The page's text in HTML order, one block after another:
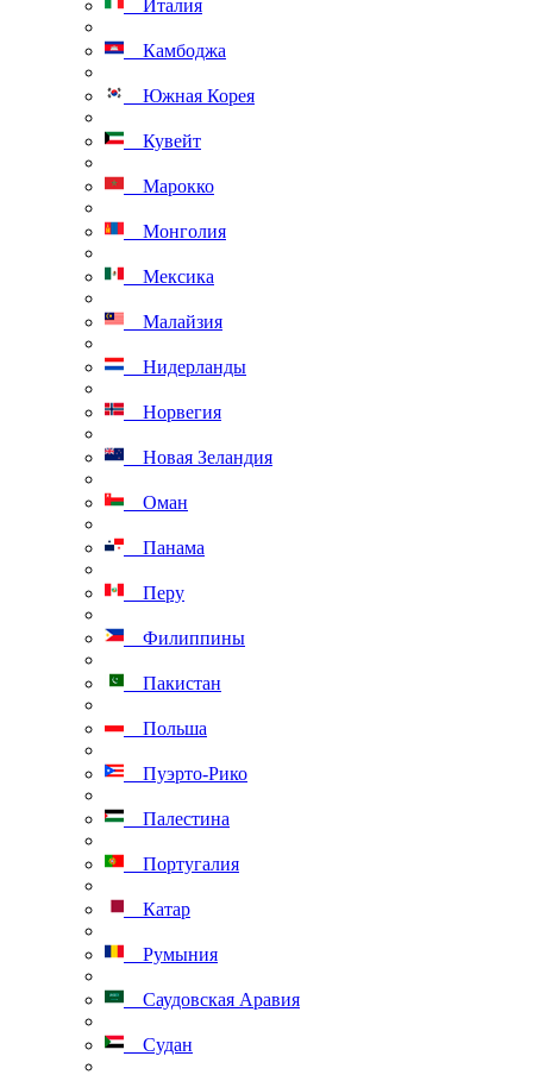
Италия
Камбоджа
Южная Корея
Кувейт
Марокко
Монголия
Мексика
Малайзия
Нидерланды
Норвегия
Новая Зеландия
Оман
Панама
Перу
Филиппины
Пакистан
Польша
Пуэрто-Рико
Палестина
Португалия
Катар
Румыния
Саудовская Аравия
Судан